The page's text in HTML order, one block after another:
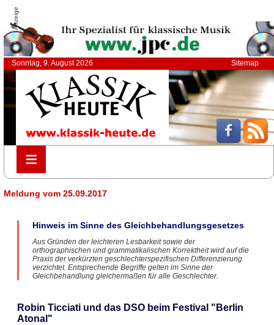
Anzeige
Sonntag, 9. August 2026 Sitemap
≡
≡
Meldung vom 25.09.2017
Hinweis im Sinne des Gleichbehandlungsgesetzes
Aus Gründen der leichteren Lesbarkeit sowie der
orthographischen und grammatikalischen Korrektheit wird auf die
Praxis der verkürzten geschlechterspezifischen Differenzierung
verzichtet. Entsprechende Begriffe gelten im Sinne der
Gleichbehandlung gleichermaßen für alle Geschlechter.
Robin Ticciati und das DSO beim Festival "Berlin
Atonal"